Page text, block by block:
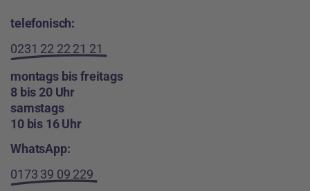
telefonisch:
0231 22 22 21 21
montags bis freitags
8 bis 20 Uhr
samstags
10 bis 16 Uhr
WhatsApp:
0173 39 09 229